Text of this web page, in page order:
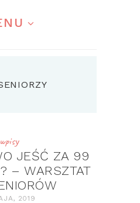
wpisy
JEŚĆ ZA 99
– WARSZTAT
2019